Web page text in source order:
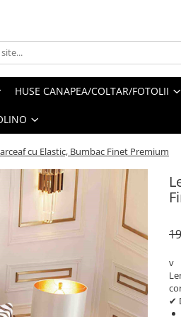
HUSE CANAPEA/COLTAR/FOTOLII
cu Elastic, Bumbac Finet Premium
v
✔